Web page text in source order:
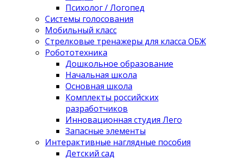
Психолог / Логопед
Системы голосования
Мобильный класс
Стрелковые тренажеры для клаcса ОБЖ
Робототехника
Дошкольное образование
Начальная школа
Основная школа
Комплекты российских
разработчиков
Инновационная студия Лего
Запасные элементы
Интерактивные наглядные пособия
Детский сад